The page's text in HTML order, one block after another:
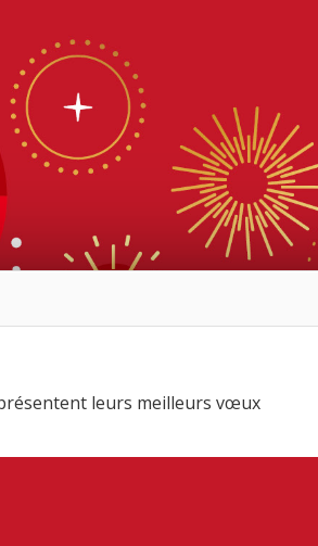
leurs meilleurs vœux